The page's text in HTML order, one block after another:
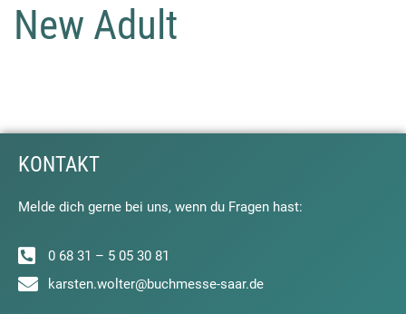
New Adult
KONTAKT
Melde dich gerne bei uns, wenn du Fragen hast:
0 68 31 – 5 05 30 81
karsten.wolter@buchmesse-saar.de